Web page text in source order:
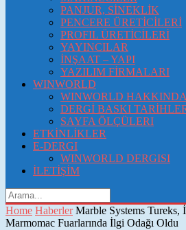
PANJUR, SİNEKLİK
PENCERE ÜRETİCİLERİ
PROFIL ÜRETİCİLERİ
YAYINCILAR
İNŞAAT – YAPI
YAZILIM FİRMALARI
WINWORLD
WINWORLD HAKKINDA
DERGİ BASKI
SAYFA ÖLÇÜLERI
ETKİNLİKLER
E-DERGI
WINWORLD DERGISI
İLETİŞİM
Home Haberler Marble Systems Tureks,
Marmomac Fuarlarında İlgi Odağı Oldu